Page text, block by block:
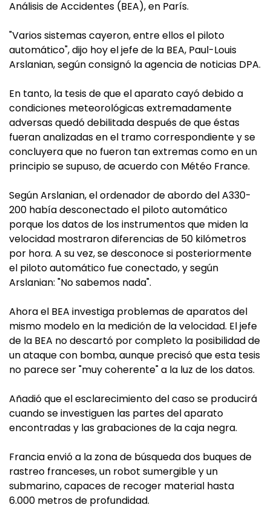
Análisis de Accidentes (BEA), en París.
"Varios sistemas cayeron, entre ellos el piloto
automático", dijo hoy el jefe de la BEA, Paul-Louis
Arslanian, según consignó la agencia de noticias DPA.
En tanto, la tesis de que el aparato cayó debido a
condiciones meteorológicas extremadamente
adversas quedó debilitada después de que éstas
fueran analizadas en el tramo correspondiente y se
concluyera que no fueron tan extremas como en un
principio se supuso, de acuerdo con Météo France.
Según Arslanian, el ordenador de abordo del A330-
200 había desconectado el piloto automático
porque los datos de los instrumentos que miden la
velocidad mostraron diferencias de 50 kilómetros
por hora. A su vez, se desconoce si posteriormente
el piloto automático fue conectado, y según
Arslanian: "No sabemos nada".
Ahora el BEA investiga problemas de aparatos del
mismo modelo en la medición de la velocidad. El jefe
de la BEA no descartó por completo la posibilidad de
un ataque con bomba, aunque precisó que esta tesis
no parece ser "muy coherente" a la luz de los datos.
Añadió que el esclarecimiento del caso se producirá
cuando se investiguen las partes del aparato
encontradas y las grabaciones de la caja negra.
Francia envió a la zona de búsqueda dos buques de
rastreo franceses, un robot sumergible y un
submarino, capaces de recoger material hasta
6.000 metros de profundidad.